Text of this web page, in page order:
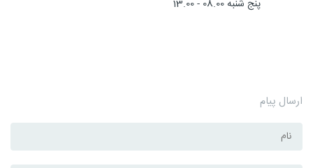
پنج شنبه08.00 - 13.00
ارسال پیام